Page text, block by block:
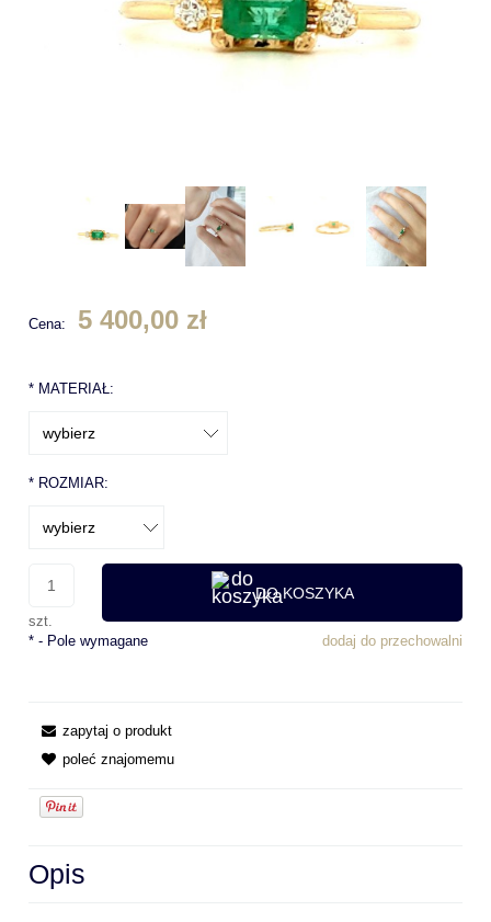
Cena: 5 400,00 zł
* MATERIAŁ:
* ROZMIAR:
szt.
DO KOSZYKA
dodaj do przechowalni
* - Pole wymagane
zapytaj o produkt
poleć znajomemu
Opis